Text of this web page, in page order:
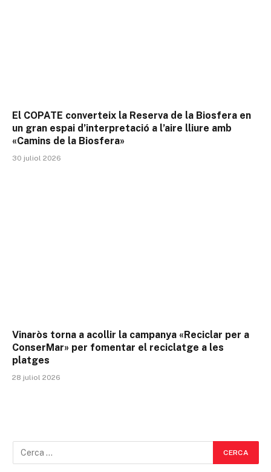
El COPATE converteix la Reserva de la Biosfera en
un gran espai d’interpretació a l’aire lliure amb
«Camins de la Biosfera»
30 juliol 2026
Vinaròs torna a acollir la campanya «Reciclar per a
ConserMar» per fomentar el reciclatge a les
platges
28 juliol 2026